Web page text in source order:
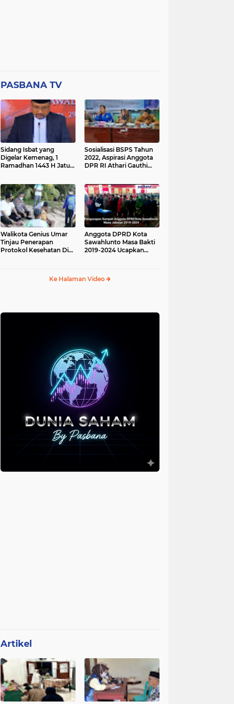
PASBANA TV
Sidang Isbat yang
Digelar Kemenag, 1
Ramadhan 1443 H Jatuh
Sosialisasi BSPS Tahun
2022, Aspirasi Anggota
DPR RI Athari Gauthi
Walikota Genius Umar
Tinjau Penerapan
Protokol Kesehatan Di
Anggota DPRD Kota
Sawahlunto Masa Bakti
2019-2024 Ucapkan
Ke Halaman Video
Artikel